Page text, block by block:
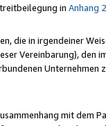
in Anhang 2
die in irgendeiner
Vereinbarung), den
mit dem